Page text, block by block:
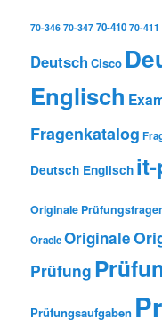
70-346 70-347 70-410 70-411
Deutsch Cisco
Englisch
Fragenkatalog
Deutsch Englisch
Originale
OracleOriginale
Prüfung
Prüfungsaufgaben